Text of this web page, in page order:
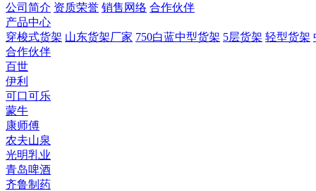
公司简介 资质荣誉 销售网络 合作伙伴
产品中心
穿梭式货架 山东货架厂家 750白蓝中型货架 5层货架 轻型货架
合作伙伴
百世
伊利
可口可乐
蒙牛
康师傅
农夫山泉
光明乳业
青岛啤酒
齐鲁制药